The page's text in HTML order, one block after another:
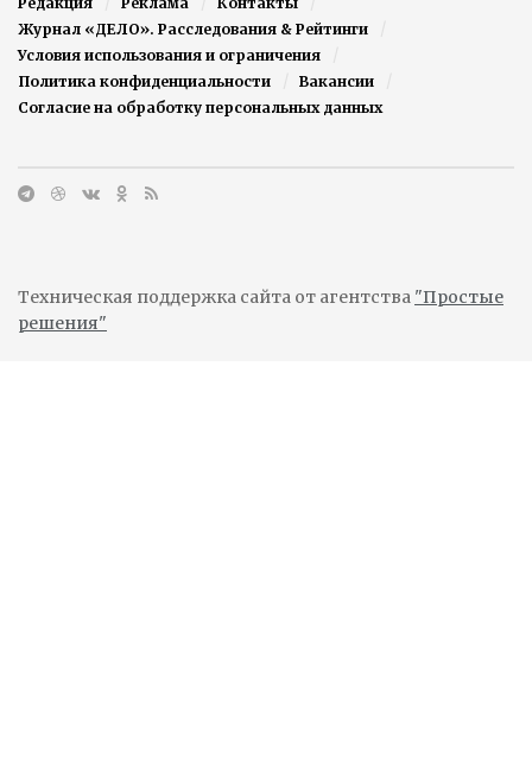
Журнал «ДЕЛО». Расследования & Рейтинги
Условия использования и ограничения
Политика конфиденциальности
Вакансии
Согласие на обработку персональных данных
Техническая поддержка сайта от агентства "Простые
решения"